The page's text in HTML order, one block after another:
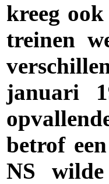
kreeg
treinen
januari
betrof een
NS